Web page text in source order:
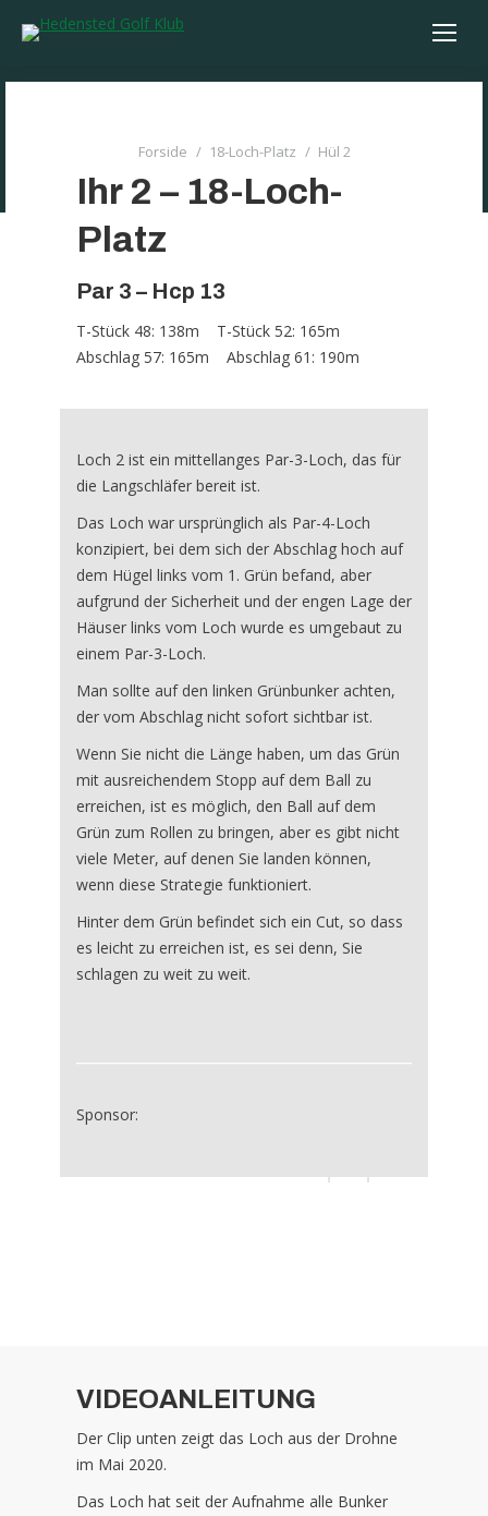
You are here:
Forside 18-Loch-Platz Hül 2
Ihr 2 – 18-Loch-
Platz
Par 3 – Hcp 13
T-Stück 48: 138m T-Stück 52: 165m
Abschlag 57: 165m Abschlag 61: 190m
Loch 2 ist ein mittellanges Par-3-Loch, das für
die Langschläfer bereit ist.
Das Loch war ursprünglich als Par-4-Loch
konzipiert, bei dem sich der Abschlag hoch auf
dem Hügel links vom 1. Grün befand, aber
aufgrund der Sicherheit und der engen Lage der
Häuser links vom Loch wurde es umgebaut zu
einem Par-3-Loch.
Man sollte auf den linken Grünbunker achten,
der vom Abschlag nicht sofort sichtbar ist.
Wenn Sie nicht die Länge haben, um das Grün
mit ausreichendem Stopp auf dem Ball zu
erreichen, ist es möglich, den Ball auf dem
Grün zum Rollen zu bringen, aber es gibt nicht
viele Meter, auf denen Sie landen können,
wenn diese Strategie funktioniert.
Hinter dem Grün befindet sich ein Cut, so dass
es leicht zu erreichen ist, es sei denn, Sie
schlagen zu weit zu weit.
Sponsor:
VIDEOANLEITUNG
Der Clip unten zeigt das Loch aus der Drohne
im Mai 2020.
Das Loch hat seit der Aufnahme alle Bunker